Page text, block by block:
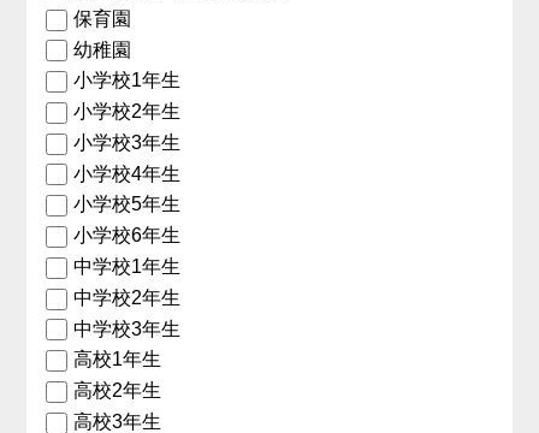
保育園
幼稚園
小学校1年生
小学校2年生
小学校3年生
小学校4年生
小学校5年生
小学校6年生
中学校1年生
中学校2年生
中学校3年生
高校1年生
高校2年生
高校3年生